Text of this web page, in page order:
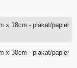
x 18cm - plakat/papier
x 30cm - plakat/papier